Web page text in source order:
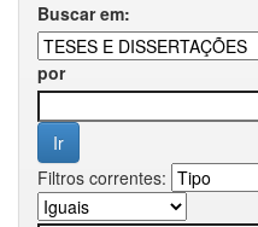
Buscar em:
por
Filtros correntes: